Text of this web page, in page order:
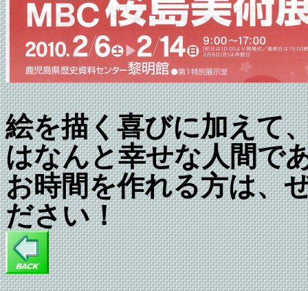
絵を描く喜びに加えて
はなんと幸せな人間で
お時間を作れる方は、
ださい！